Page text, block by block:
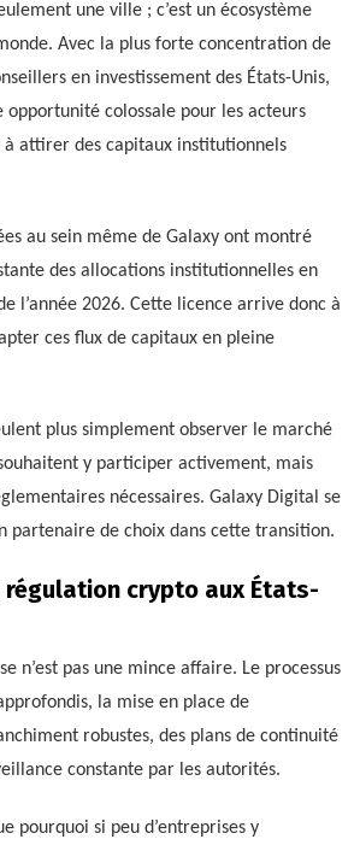
une ville ; c’est un écosystème
Avec la plus forte concentration de
en investissement des États-Unis,
opportunité colossale pour les acteurs
attirer des capitaux institutionnels
au sein même de Galaxy ont montré
des allocations institutionnelles en
l’année 2026. Cette licence arrive donc à
ces flux de capitaux en pleine
plus simplement observer le marché
y participer activement, mais
nécessaires. Galaxy Digital se
partenaire de choix dans cette transition.
régulation crypto aux États-
n’est pas une mince affaire. Le processus
la mise en place de
robustes, des plans de continuité
constante par les autorités.
pourquoi si peu d’entreprises y